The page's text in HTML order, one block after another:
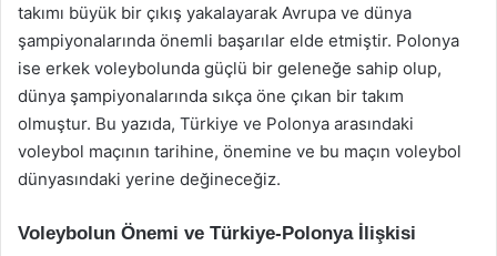
takımı büyük bir çıkış yakalayarak Avrupa ve dünya
şampiyonalarında önemli başarılar elde etmiştir. Polonya
ise erkek voleybolunda güçlü bir geleneğe sahip olup,
dünya şampiyonalarında sıkça öne çıkan bir takım
olmuştur. Bu yazıda, Türkiye ve Polonya arasındaki
voleybol maçının tarihine, önemine ve bu maçın voleybol
dünyasındaki yerine değineceğiz.
Voleybolun Önemi ve Türkiye-Polonya İlişkisi